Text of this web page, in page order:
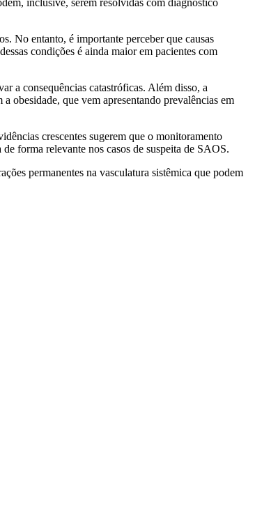
No entanto, é importante perceber que causas
condições é ainda maior em pacientes com
a consequências catastróficas. Além disso, a
obesidade, que vem apresentando prevalências em
crescentes sugerem que o monitoramento
forma relevante nos casos de suspeita de SAOS.
permanentes na vasculatura sistêmica que podem